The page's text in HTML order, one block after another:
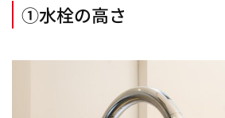
①水栓の高さ